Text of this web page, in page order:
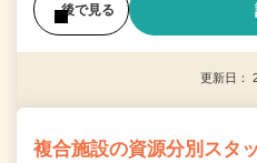
後で見る
更新日：
複合施設の資源分別スタ